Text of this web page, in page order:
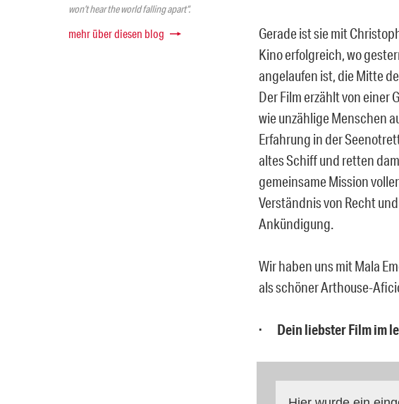
won’t hear the world falling apart“.
mehr über diesen blog
Gerade ist sie mit
Kino erfolgreich, wo
angelaufen ist, die Mitte
Der Film erzählt von einer
wie unzählige Menschen
Erfahrung in der
altes Schiff und retten
gemeinsame Mission
Verständnis von Recht
Ankündigung.
Wir haben uns mit Mala
als schöner Arthouse-
· Dein liebster Film im